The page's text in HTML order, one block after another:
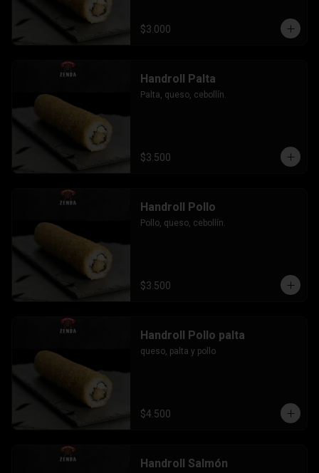
$3.000
Handroll Palta
Palta, queso, cebollín.
$3.500
Handroll Pollo
Pollo, queso, cebollín.
$3.500
Handroll Pollo palta
queso, palta y pollo
$4.500
Handroll Salmón